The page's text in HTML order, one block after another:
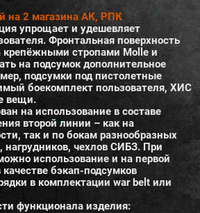
на 2 магазина АК, РПК
упрощает и удешевляет
Фронтальная поверхность
крепёжными стропами Molle и
на подсумок дополнительное
подсумки под пистолетные
боекомплект пользователя, ХИС
вещи.
на использование в составе
второй линии – как на
так и по бокам разнообразных
чехлов СИБЗ. При
использование и на первой
бэкап-подсумков
в комплектации war belt или
функционала изделия: